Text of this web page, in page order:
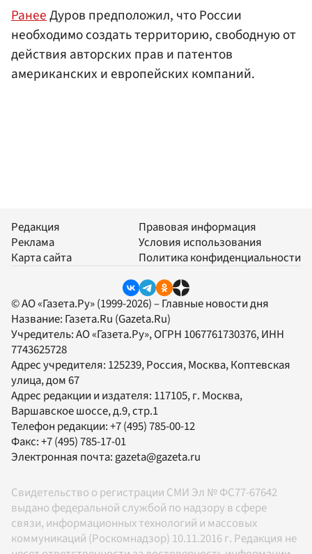
РанееДуров предположил, что России
необходимо создать территорию, свободную от
действия авторских прав и патентов
американских и европейских компаний.
Редакция
Реклама
Карта сайта
Правовая информация
Условия использования
Политика конфиденциальности
© АО «Газета.Ру» (1999-2026) – Главные новости дня
Название: Газета.Ru (Gazeta.Ru)
Учредитель:АО «Газета.Ру», ОГРН 1067761730376, ИНН
7743625728
Адрес учредителя: 125239, Россия, Москва, Коптевская
улица, дом 67
Адрес редакции и издателя: 117105, г. Москва,
Варшавское шоссе, д.9, стр.1
Телефон редакции:+7 (495) 785-00-12
Факс:+7 (495) 785-17-01
Электронная почта:gazeta@gazeta.ru
Свидетельство о регистрации СМИ Эл № ФС77-67642
выдано федеральной службой по надзору в сфере
связи, информационных технологий и массовых
коммуникаций (Роскомнадзор) 10.11.2016 г. Редакция не